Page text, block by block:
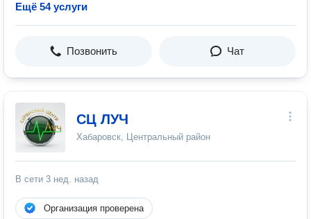
Ещё 54 услуги
Позвонить Чат
СЦ ЛУЧ
Хабаровск, Центральный район
В сети 3 нед. назад
Организация проверена